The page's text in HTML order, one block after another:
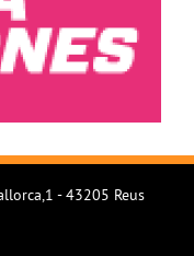
- 43205 Reus